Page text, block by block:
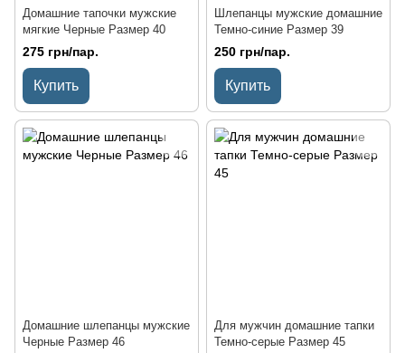
Домашние тапочки мужские
мягкие Черные Размер 40
275 грн/пар.
Купить
Шлепанцы мужские домашние
Темно-синие Размер 39
250 грн/пар.
Купить
Домашние шлепанцы мужские
Черные Размер 46
Для мужчин домашние тапки
Темно-серые Размер 45